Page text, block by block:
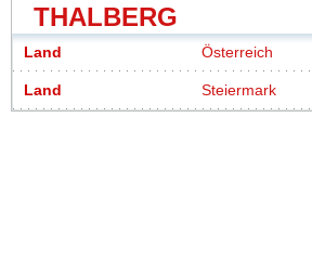
THALBERG
Land Österreich
Land Steiermark